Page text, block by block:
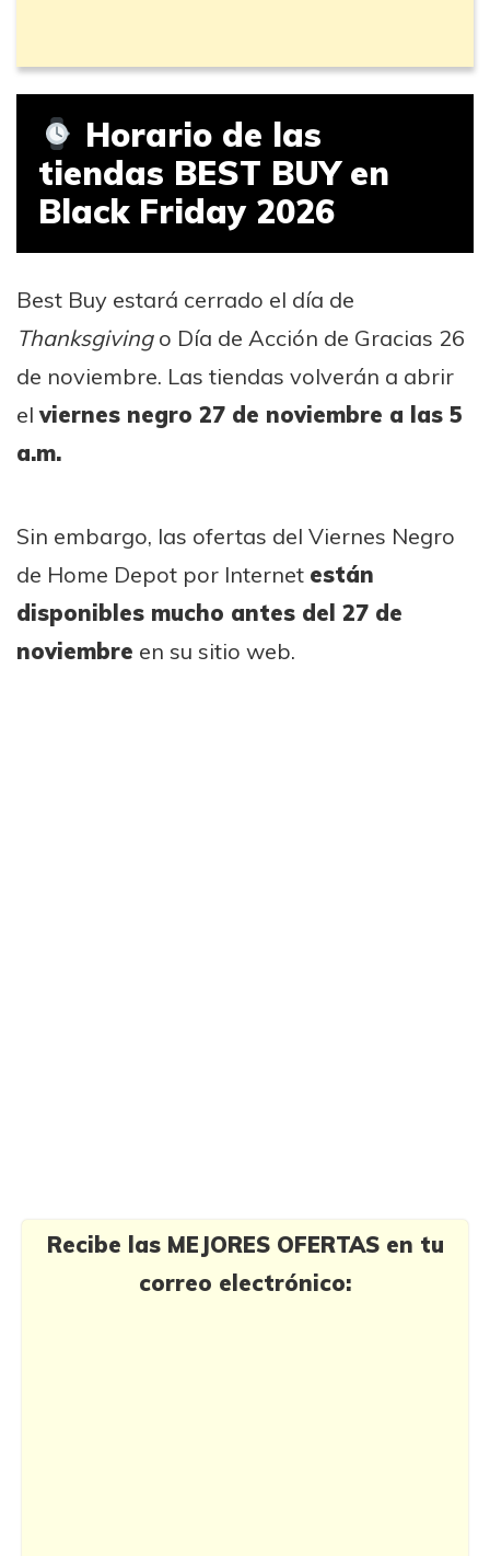
Horario de las
tiendas BEST BUY en
Black Friday 2026
Best Buy estará cerrado el día de
Thanksgivingo Día de Acción de Gracias 26
de noviembre. Las tiendas volverán a abrir
elviernes negro 27 de noviembre a las 5
a.m.
Sin embargo, las ofertas del Viernes Negro
de Home Depot por Internet están
disponibles mucho antes del 27 de
noviembre en su sitio web.
Recibe las MEJORES OFERTAS en tu
correo electrónico: